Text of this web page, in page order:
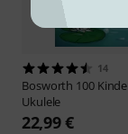
14
Bosworth 100
Ukulele
22,99 €